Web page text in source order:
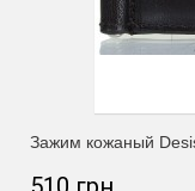
Зажим кожаный